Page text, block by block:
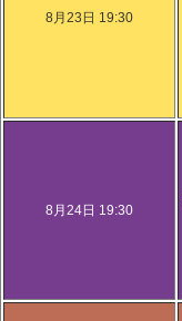
8月23日 19:30
8月24日 19:30